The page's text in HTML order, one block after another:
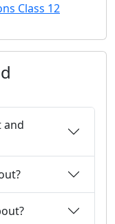
Class 12
and